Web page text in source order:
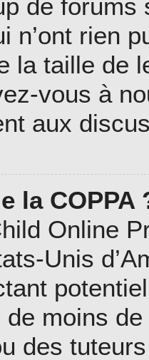
de
n’ont rien
la taille de
vous à
aux
la COPPA
Online
Unis
moins
des